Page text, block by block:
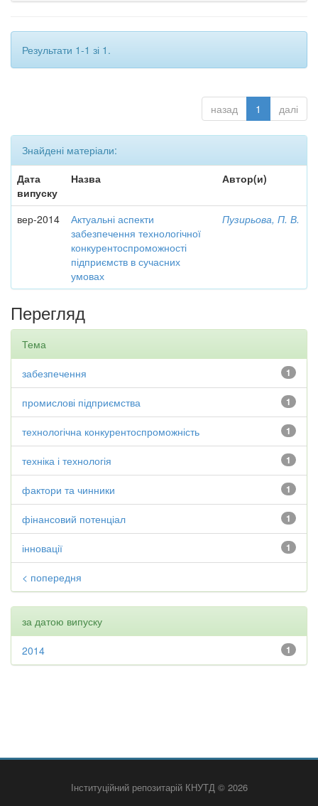
Результати 1-1 зі 1.
назад 1 далі
Знайдені матеріали:
Дата
випуску
Назва Автор(и)
вер-2014
Актуальні аспекти
забезпечення технологічної
конкурентоспроможності
підприємств в сучасних
умовах
Пузирьова, П. В.
Перегляд
Тема
1
забезпечення
1
промислові підприємства
1
технологічна конкурентоспроможність
1
техніка і технологія
1
фактори та чинники
1
фінансовий потенціал
1
інновації
< попередня
за датою випуску
1
2014
Інституційний репозитарій КНУТД © 2026